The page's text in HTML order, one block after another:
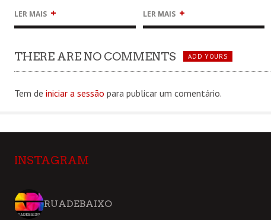
LER MAIS + LER MAIS +
THERE ARE NO COMMENTS ADD YOURS
Tem de iniciar a sessão para publicar um comentário.
INSTAGRAM
RUADEBAIXO